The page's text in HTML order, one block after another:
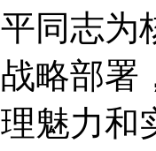
同志为
略部
魅力和